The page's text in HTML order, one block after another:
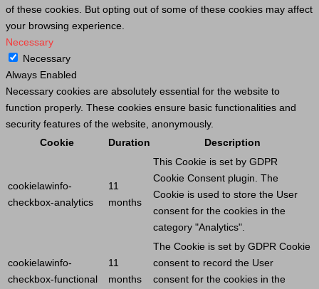
of these cookies. But opting out of some of these cookies may affect
your browsing experience.
Necessary
Necessary
Always Enabled
Necessary cookies are absolutely essential for the website to
function properly. These cookies ensure basic functionalities and
security features of the website, anonymously.
Cookie
Duration Description
cookielawinfo-
checkbox-analytics
11
months
This Cookie is set by GDPR
Cookie Consent plugin. The
Cookie is used to store the User
consent for the cookies in the
category "Analytics".
cookielawinfo-
checkbox-functional
11
months
The Cookie is set by GDPR Cookie
consent to record the User
consent for the cookies in the